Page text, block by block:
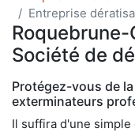
Entreprise
Société de
Protégez-vous de
exterminateurs
Il suffira d'une